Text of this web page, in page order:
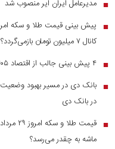
■ مدیرعامل ایران ایر منصوب شد
■
کانال ۷ میلیون تومان بازمی‌گردد؟
■ ۴ پیش بینی جالب از اقتصاد ۱۴۰۵/ تورم و نرخ ارز به چه رقمی می‌رسد؟
■
در بانک دی
■
ماشه به چقدر می‌رسد؟